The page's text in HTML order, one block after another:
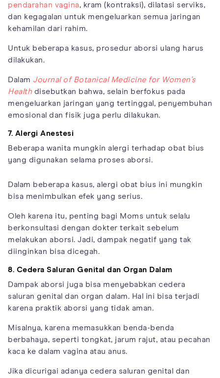
pendarahan vagina, kram (kontraksi), dilatasi serviks,
dan kegagalan untuk mengeluarkan semua jaringan
kehamilan dari rahim.
Untuk beberapa kasus, prosedur aborsi ulang harus
dilakukan.
Dalam Journal of Botanical Medicine for Women's
Health disebutkan bahwa, selain berfokus pada
mengeluarkan jaringan yang tertinggal, penyembuhan
emosional dan fisik juga perlu dilakukan.
7. Alergi Anestesi
Beberapa wanita mungkin alergi terhadap obat bius
yang digunakan selama proses aborsi.
Dalam beberapa kasus, alergi obat bius ini mungkin
bisa menimbulkan efek yang serius.
Oleh karena itu, penting bagi Moms untuk selalu
berkonsultasi dengan dokter terkait sebelum
melakukan aborsi. Jadi, dampak negatif yang tak
diinginkan bisa dicegah.
8. Cedera Saluran Genital dan Organ Dalam
Dampak aborsi juga bisa menyebabkan cedera
saluran genital dan organ dalam. Hal ini bisa terjadi
karena praktik aborsi yang tidak aman.
Misalnya, karena memasukkan benda-benda
berbahaya, seperti tongkat, jarum rajut, atau pecahan
kaca ke dalam vagina atau anus.
Jika dicurigai adanya cedera saluran genital dan